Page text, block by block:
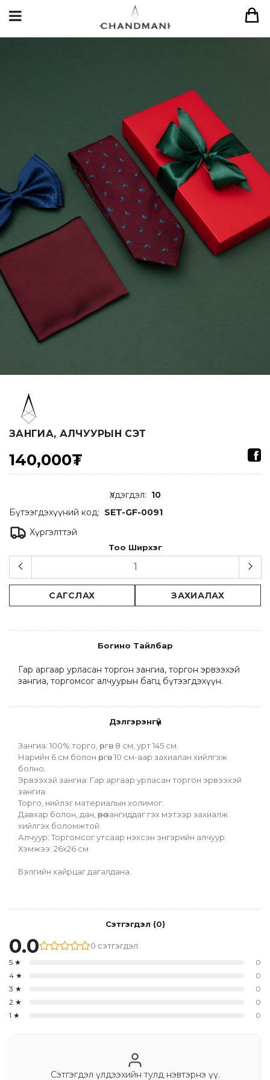
ЗАНГИА, АЛЧУУРЫН СЭТ
140,000₮
Үлдэгдэл: 10
Бүтээгдэхүүний код: SET-GF-0091
Хүргэлттэй
Тоо Ширхэг
САГСЛАХ ЗАХИАЛАХ
Богино Тайлбар
Гар аргаар урласан торгон зангиа, торгон эрвээхэй
зангиа, торгомсог алчуурын багц бүтээгдэхүүн.
Дэлгэрэнгүй
Зангиа: 100% торго, өргөн 8 см, урт 145 см.
Нарийн 6 см болон өргөн 10 см-аар захиалан хийлгэж
болно.
Эрвээхэй зангиа: Гар аргаар урласан торгон эрвээхэй
зангиа.
Торго, нийлэг материалын холимог.
Давхар болон, дан, өөрөө зангиддаг гэх мэтээр захиалж
хийлгэх боломжтой.
Алчуур: Торгомсог утсаар нэхсэн энгэрийн алчуур.
Хэмжээ: 26х26 см
Бэлгийн хайрцаг дагалдана.
Сэтгэгдэл (0)
0.0 0 сэтгэгдэл
5 ★
0
4 ★
0
3 ★
0
2 ★
0
1 ★ 0
Сэтгэгдэл үлдээхийн тулд нэвтэрнэ үү.